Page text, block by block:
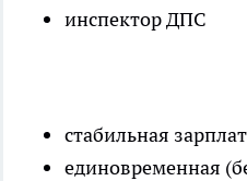
инспектор ДПС
стабильная
единовременная